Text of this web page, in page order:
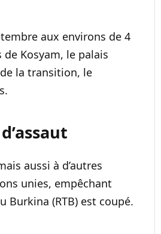
aux environs de 4
Kosyam, le palais
la transition, le
aussi à d’autres
unies, empêchant
(RTB) est coupé.